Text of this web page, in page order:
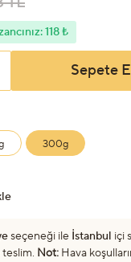
118 ₺
Sepete
300g
seçeneği ile İstanbul içi
Not: Hava